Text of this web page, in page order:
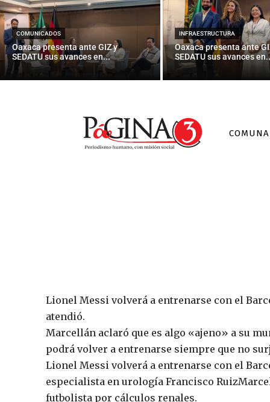
COMUNICADOS
Oaxaca presenta ante GIZ y
SEDATU sus avances en...
INFRAESTRUCTURA
Oaxaca presenta ante
SEDATU sus avances
Lionel Messi volverá a entrenarse con el
atendió.
Marcellán aclaró que es algo «ajeno» a su
podrá volver a entrenarse siempre que no
Lionel Messi volverá a entrenarse con el
especialista en urología Francisco
futbolista por cálculos renales.